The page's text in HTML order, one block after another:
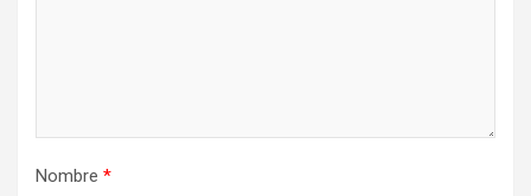
Nombre *